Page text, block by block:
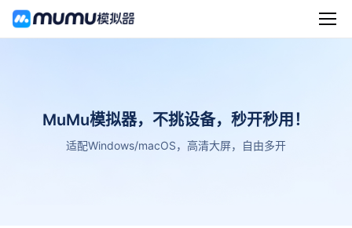
MuMu模拟器，不挑设备，秒开秒用！
适配Windows/macOS，高清大屏，自由多开